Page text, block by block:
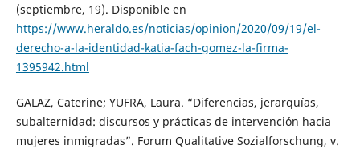
(septiembre, 19). Disponible en
https://www.heraldo.es/noticias/opinion/2020/09/19/el-
derecho-a-la-identidad-katia-fach-gomez-la-firma-
1395942.html
GALAZ, Caterine; YUFRA, Laura. “Diferencias, jerarquías,
subalternidad: discursos y prácticas de intervención hacia
mujeres inmigradas”. Forum Qualitative Sozialforschung, v.